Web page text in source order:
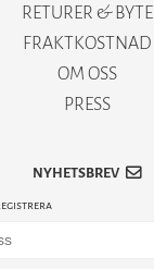
RETURER & BYTE
FRAKTKOSTNAD
OM OSS
PRESS
NYHETSBREV